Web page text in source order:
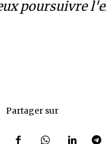
poursuivre
Partager sur